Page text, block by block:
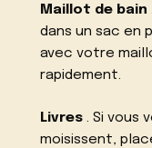
Maillot de bain
dans un sac en
avec votre
rapidement.
Livres . Si vous
moisissent,